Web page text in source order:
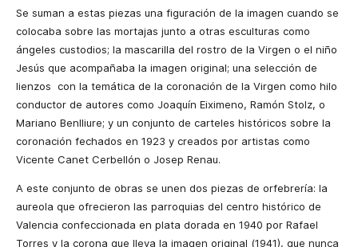
Se suman a estas piezas una figuración de la imagen cuando se
colocaba sobre las mortajas junto a otras esculturas como
ángeles custodios; la mascarilla del rostro de la Virgen o el niño
Jesús que acompañaba la imagen original; una selección de
lienzos con la temática de la coronación de la Virgen como hilo
conductor de autores como Joaquín Eiximeno, Ramón Stolz, o
Mariano Benlliure; y un conjunto de carteles históricos sobre la
coronación fechados en 1923 y creados por artistas como
Vicente Canet Cerbellón o Josep Renau.
A este conjunto de obras se unen dos piezas de orfebrería: la
aureola que ofrecieron las parroquias del centro histórico de
Valencia confeccionada en plata dorada en 1940 por Rafael
Torres y la corona que lleva la imagen original (1941), que nunca